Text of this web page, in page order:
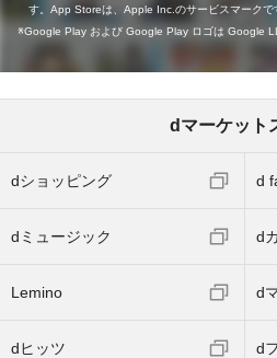
す。App Storeは、Apple Inc.のサービスマークで
Google Play および Google Play ロゴは Google
dマーケット
dショッピング d
dミュージック d
Lemino d
dヒッツ d